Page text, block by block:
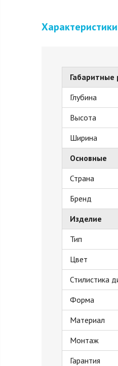
Характеристики
Габаритные
Глубина
Высота
Ширина
Основные
Страна
Бренд
Изделие
Тип
Цвет
Стилистика
Форма
Материал
Монтаж
Гарантия